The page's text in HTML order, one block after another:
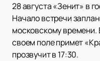
28 августа «Зенит» в
Начало встречи
московскому времени.
своем поле примет
прозвучит в 17:30.